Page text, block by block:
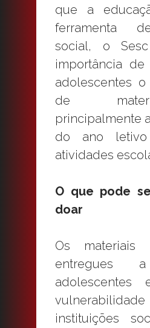
que a
ferramenta
social, o
importância
adolescentes
de
principalmente
do ano
atividades
O que pode
doar
Os materiais
entregues
adolescentes
instituições